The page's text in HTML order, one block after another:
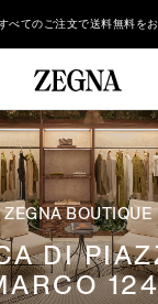
べてのご注文で送料無料を
ZEGNA BOUTIQUE
DI